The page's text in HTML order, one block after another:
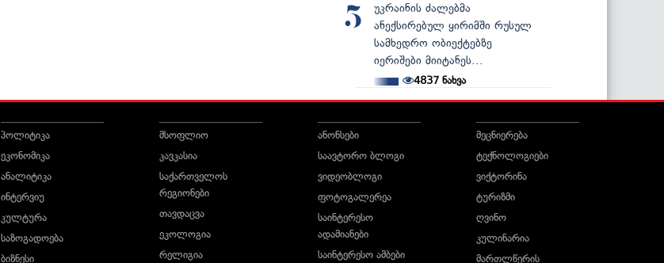
5
უკრაინის ძალებმა
ანექსირებულ ყირიმში რუსულ
სამხედრო ობიექტებზე
იერიშები მიიტანეს...
4837 ნახვა
პოლიტიკა
ეკონომიკა
ანალიტიკა
ინტერვიუ
კულტურა
საზოგადოება
ბიზნესი
მსოფლიო
კავკასია
საქართველოს
რეგიონები
თავდაცვა
ეკოლოგია
რელიგია
ანონსები
საავტორო ბლოგი
ვიდეობლოგი
ფოტოგალერეა
საინტერესო
ადამიანები
საინტერესო ამბები
მეცნიერება
ტექნოლოგიები
ვიქტორინა
ტურიზმი
ღვინო
კულინარია
მართლწერის